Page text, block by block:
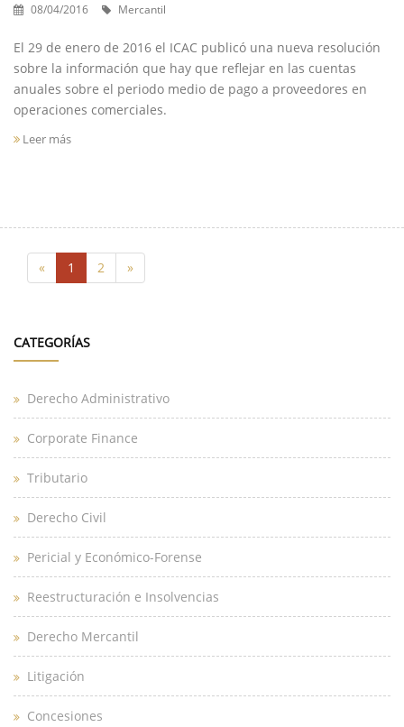
08/04/2016 Mercantil
El 29 de enero de 2016 el ICAC publicó una nueva resolución
sobre la información que hay que reflejar en las cuentas
anuales sobre el periodo medio de pago a proveedores en
operaciones comerciales.
Leer más
« 1 2 »
CATEGORÍAS
Derecho Administrativo
Corporate Finance
Tributario
Derecho Civil
Pericial y Económico-Forense
Reestructuración e Insolvencias
Derecho Mercantil
Litigación
Concesiones